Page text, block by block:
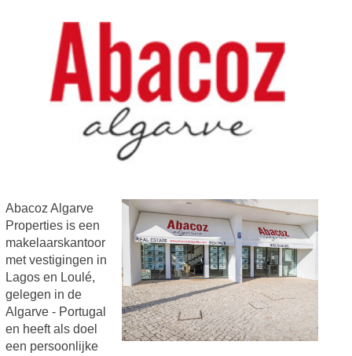
Abacoz Algarve
Properties is een
makelaarskantoor
met vestigingen in
Lagos en Loulé,
gelegen in de
Algarve - Portugal
en heeft als doel
een persoonlijke